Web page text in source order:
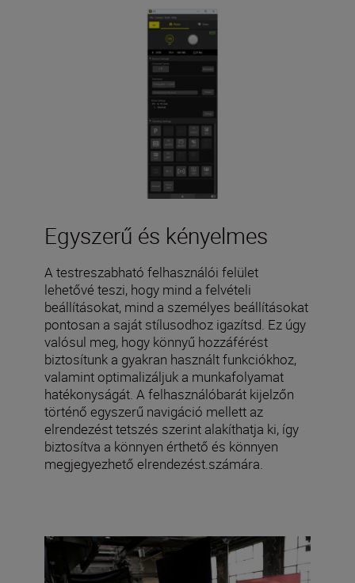
Egyszerű és kényelmes
A testreszabható felhasználói felület
lehetővé teszi, hogy mind a felvételi
beállításokat, mind a személyes beállításokat
pontosan a saját stílusodhoz igazítsd. Ez úgy
valósul meg, hogy könnyű hozzáférést
biztosítunk a gyakran használt funkciókhoz,
valamint optimalizáljuk a munkafolyamat
hatékonyságát. A felhasználóbarát kijelzőn
történő egyszerű navigáció mellett az
elrendezést tetszés szerint alakíthatja ki, így
biztosítva a könnyen érthető és könnyen
megjegyezhető elrendezést.számára.